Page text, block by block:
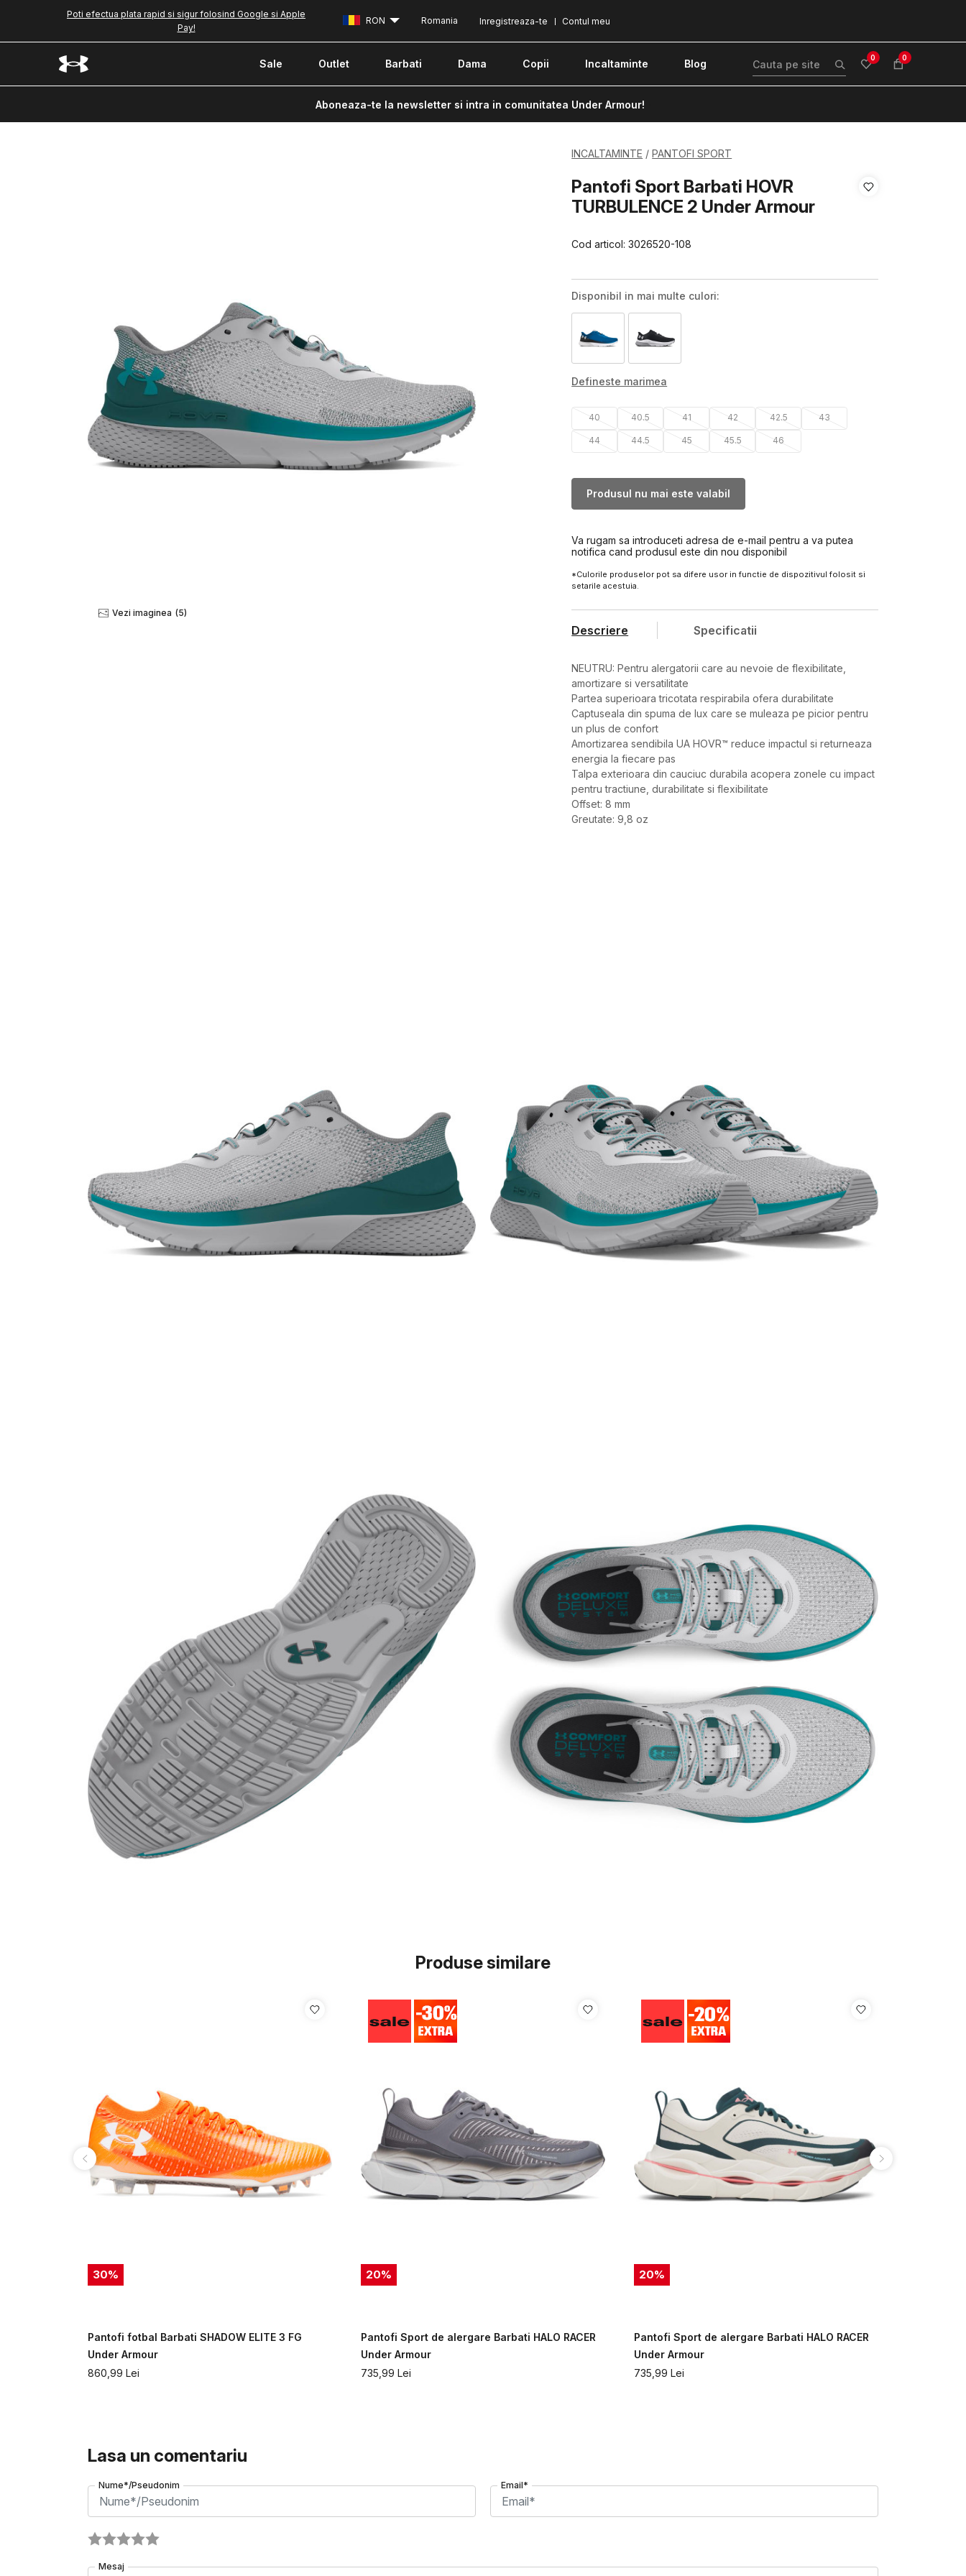
Poti efectua plata rapid si sigur folosind Google si Apple
Pay!
Contul meu
Inregistreaza-te
RON Romania
Sale Outlet Barbati Dama Copii Incaltaminte Blog 0 0
Aboneaza-te la newsletter si intra in comunitatea Under Armour!
Vezi imaginea (5)
INCALTAMINTE PANTOFI SPORT
Pantofi Sport Barbati HOVR
TURBULENCE 2 Under Armour
Cod articol:3026520-108
Disponibil in mai multe culori:
Defineste marimea
40 40.5 41 42 42.5 43
44 44.5 45 45.5 46
Produsul nu mai este valabil
Va rugam sa introduceti adresa de e-mail pentru a va putea
notifica cand produsul este din nou disponibil
*Culorile produselor pot sa difere usor in functie de dispozitivul folosit si
setarile acestuia.
Descriere Specificatii
NEUTRU: Pentru alergatorii care au nevoie de flexibilitate,
amortizare si versatilitate
Partea superioara tricotata respirabila ofera durabilitate
Captuseala din spuma de lux care se muleaza pe picior pentru
un plus de confort
Amortizarea sendibila UA HOVR™ reduce impactul si returneaza
energia la fiecare pas
Talpa exterioara din cauciuc durabila acopera zonele cu impact
pentru tractiune, durabilitate si flexibilitate
Offset: 8 mm
Greutate: 9,8 oz
Produse similare
30%
Pantofi fotbal Barbati SHADOW ELITE 3 FG
Under Armour
860,99 Lei
20%
Pantofi Sport de alergare Barbati HALO RACER
Under Armour
735,99 Lei
20%
Pantofi Sport de alergare Barbati HALO RACER
Under Armour
735,99 Lei
Lasa un comentariu
Nume*/Pseudonim Email*
Mesaj